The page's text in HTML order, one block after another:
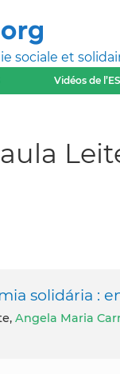
sociale et
Vidéos de
solidária :
Angela Maria